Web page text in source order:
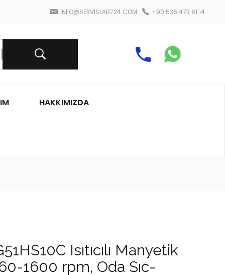
INFO@SERVISLAB724.COM +90 536 473 61 14
HAKKIMIZDA
Isıtıcılı Manyetik
60-1600 rpm, Oda Sıc-